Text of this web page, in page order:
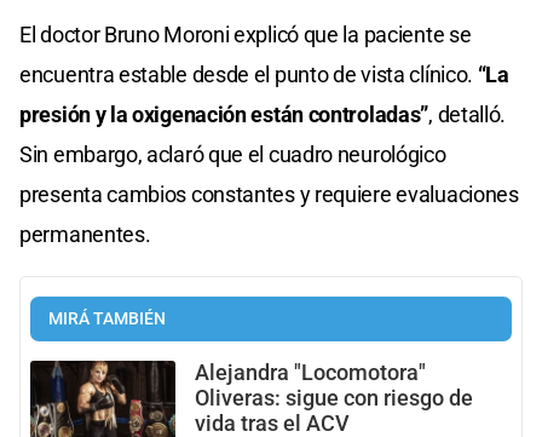
El doctor Bruno Moroni explicó que la paciente se
encuentra estable desde el punto de vista clínico. “La
presión y la oxigenación están controladas”, detalló.
Sin embargo, aclaró que el cuadro neurológico
presenta cambios constantes y requiere evaluaciones
permanentes.
MIRÁ TAMBIÉN
Alejandra "Locomotora"
Oliveras: sigue con riesgo de
vida tras el ACV